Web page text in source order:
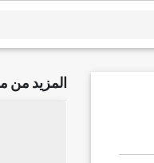
المزيد من